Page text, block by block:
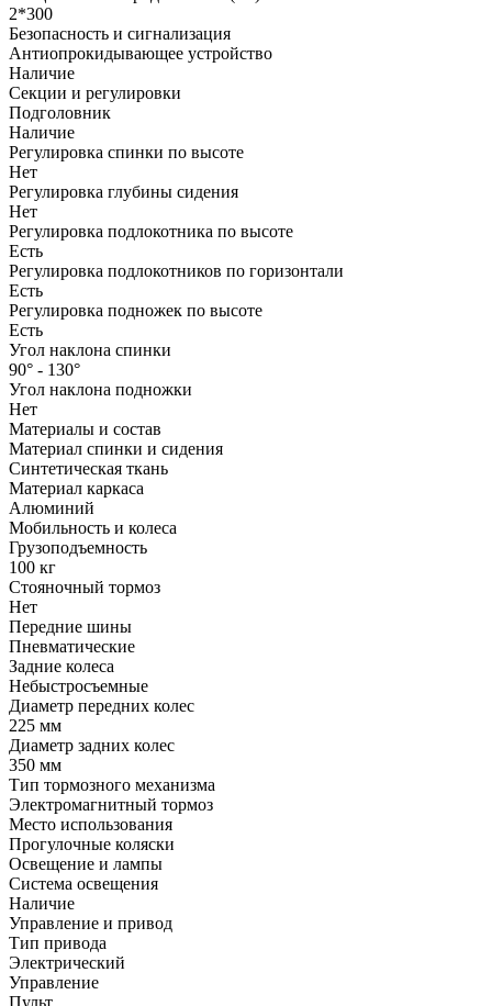
2*300
Безопасность и сигнализация
Антиопрокидывающее устройство
Наличие
Секции и регулировки
Подголовник
Наличие
Регулировка спинки по высоте
Нет
Регулировка глубины сидения
Нет
Регулировка подлокотника по высоте
Есть
Регулировка подлокотников по горизонтали
Есть
Регулировка подножек по высоте
Есть
Угол наклона спинки
90° - 130°
Угол наклона подножки
Нет
Материалы и состав
Материал спинки и сидения
Синтетическая ткань
Материал каркаса
Алюминий
Мобильность и колеса
Грузоподъемность
100 кг
Стояночный тормоз
Нет
Передние шины
Пневматические
Задние колеса
Небыстросъемные
Диаметр передних колес
225 мм
Диаметр задних колес
350 мм
Тип тормозного механизма
Электромагнитный тормоз
Место использования
Прогулочные коляски
Освещение и лампы
Система освещения
Наличие
Управление и привод
Тип привода
Электрический
Управление
Пульт